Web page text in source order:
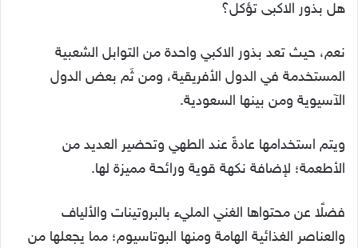
هل بذور الاكبى تؤكل؟
نعم، حيث تعد بذور الاكبي واحدة من التوابل الشعبية
المستخدمة في الدول الأفريقية، ومن ثَم بعض الدول
الآسيوية ومن بينها السعودية.
ويتم استخدامها عادةً عند الطهي وتحضير العديد من
الأطعمة؛ لإضافة نكهة قوية ورائحة مميزة لها.
فضلًا عن محتواها الغني المليء بالبروتينات والألياف
والعناصر الغذائية الهامة ومنها البوتاسيوم؛ مما يجعلها من